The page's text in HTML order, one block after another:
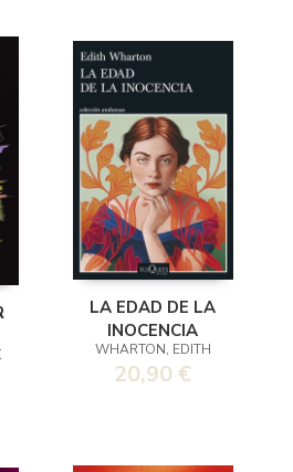
LA EDAD DE LA
INOCENCIA
WHARTON, EDITH
20,90 €